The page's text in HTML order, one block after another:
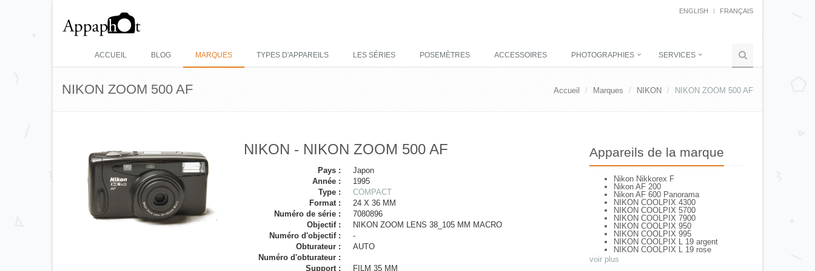
ENGLISH FRANÇAIS
ACCUEIL BLOG MARQUES TYPES D'APPAREILS LES SÉRIES POSEMÈTRES ACCESSOIRES PHOTOGRAPHIES SERVICES
NIKON ZOOM 500 AF Accueil Marques NIKON NIKON ZOOM 500 AF
NIKON - NIKON ZOOM 500 AF
Pays :
Japon
Année :
1995
Type :
COMPACT
Format :
24 X 36 MM
Numéro de série :
7080896
Objectif :
NIKON ZOOM LENS 38_105 MM MACRO
Numéro d'objectif :
-
Obturateur :
AUTO
Numéro d'obturateur :
Support :
FILM 35 MM
Appareils de la marque
Nikon Nikkorex F
Nikon AF 200
Nikon AF 600 Panorama
NIKON COOLPIX 4300
NIKON COOLPIX 5700
NIKON COOLPIX 7900
NIKON COOLPIX 950
NIKON COOLPIX 995
NIKON COOLPIX L 19 argent
NIKON COOLPIX L 19 rose
NIKON COOLPIX L 2
voir plus